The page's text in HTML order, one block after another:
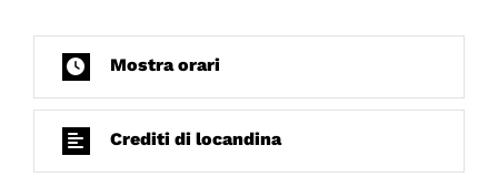
Mostra orari
Crediti di locandina